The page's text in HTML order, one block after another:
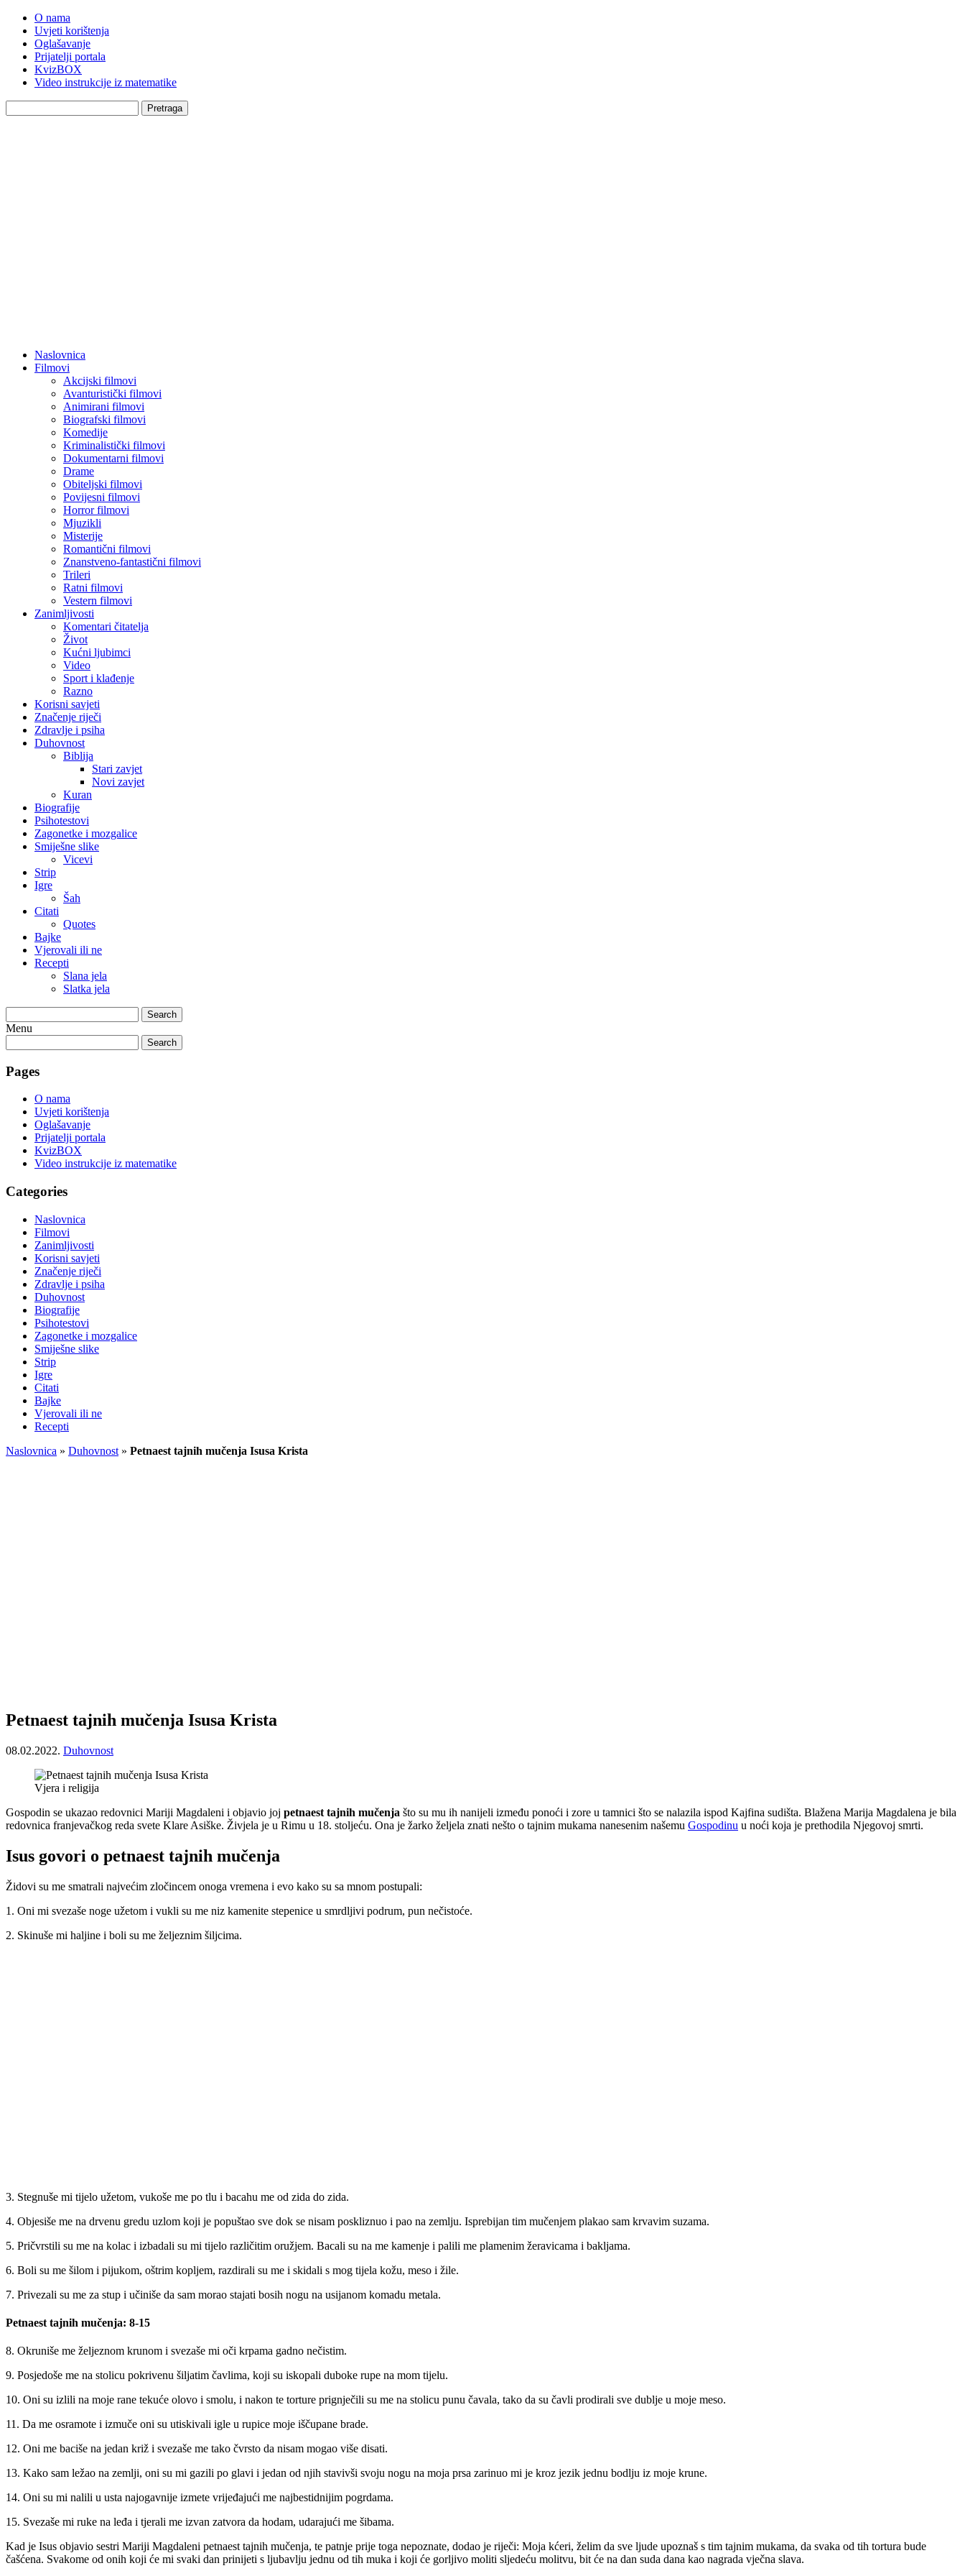
O nama
Uvjeti korištenja
Oglašavanje
Prijatelji portala
KvizBOX
Video instrukcije iz matematike
Pretraga
Naslovnica
Filmovi
Akcijski filmovi
Avanturistički filmovi
Animirani filmovi
Biografski filmovi
Komedije
Kriminalistički filmovi
Dokumentarni filmovi
Drame
Obiteljski filmovi
Povijesni filmovi
Horror filmovi
Mjuzikli
Misterije
Romantični filmovi
Znanstveno-fantastični filmovi
Trileri
Ratni filmovi
Vestern filmovi
Zanimljivosti
Komentari čitatelja
Život
Kućni ljubimci
Video
Sport i klađenje
Razno
Korisni savjeti
Značenje riječi
Zdravlje i psiha
Duhovnost
Biblija
Stari zavjet
Novi zavjet
Kuran
Biografije
Psihotestovi
Zagonetke i mozgalice
Smiješne slike
Vicevi
Strip
Igre
Šah
Citati
Quotes
Bajke
Vjerovali ili ne
Recepti
Slana jela
Slatka jela
Search
Menu
Search
Pages
O nama
Uvjeti korištenja
Oglašavanje
Prijatelji portala
KvizBOX
Video instrukcije iz matematike
Categories
Naslovnica
Filmovi
Zanimljivosti
Korisni savjeti
Značenje riječi
Zdravlje i psiha
Duhovnost
Biografije
Psihotestovi
Zagonetke i mozgalice
Smiješne slike
Strip
Igre
Citati
Bajke
Vjerovali ili ne
Recepti
Naslovnica » Duhovnost » Petnaest tajnih mučenja Isusa Krista
Petnaest tajnih mučenja Isusa Krista
08.02.2022. Duhovnost
Vjera i religija
Gospodin se ukazao redovnici Mariji Magdaleni i objavio joj petnaest tajnih mučenja što su mu ih nanijeli između ponoći i zore u tamnici što se nalazila ispod Kajfina sudišta. Blažena Marija Magdalena je bila
redovnica franjevačkog reda svete Klare Asiške. Živjela je u Rimu u 18. stoljeću. Ona je žarko željela znati nešto o tajnim mukama nanesenim našemu Gospodinu u noći koja je prethodila Njegovoj smrti.
Isus govori o petnaest tajnih mučenja
Židovi su me smatrali najvećim zločincem onoga vremena i evo kako su sa mnom postupali:
1. Oni mi svezaše noge užetom i vukli su me niz kamenite stepenice u smrdljivi podrum, pun nečistoće.
2. Skinuše mi haljine i boli su me željeznim šiljcima.
3. Stegnuše mi tijelo užetom, vukoše me po tlu i bacahu me od zida do zida.
4. Objesiše me na drvenu gredu uzlom koji je popuštao sve dok se nisam poskliznuo i pao na zemlju. Isprebijan tim mučenjem plakao sam krvavim suzama.
5. Pričvrstili su me na kolac i izbadali su mi tijelo različitim oružjem. Bacali su na me kamenje i palili me plamenim žeravicama i bakljama.
6. Boli su me šilom i pijukom, oštrim kopljem, razdirali su me i skidali s mog tijela kožu, meso i žile.
7. Privezali su me za stup i učiniše da sam morao stajati bosih nogu na usijanom komadu metala.
Petnaest tajnih mučenja: 8-15
8. Okruniše me željeznom krunom i svezaše mi oči krpama gadno nečistim.
9. Posjedoše me na stolicu pokrivenu šiljatim čavlima, koji su iskopali duboke rupe na mom tijelu.
10. Oni su izlili na moje rane tekuće olovo i smolu, i nakon te torture prignječili su me na stolicu punu čavala, tako da su čavli prodirali sve dublje u moje meso.
11. Da me osramote i izmuče oni su utiskivali igle u rupice moje iščupane brade.
12. Oni me baciše na jedan križ i svezaše me tako čvrsto da nisam mogao više disati.
13. Kako sam ležao na zemlji, oni su mi gazili po glavi i jedan od njih stavivši svoju nogu na moja prsa zarinuo mi je kroz jezik jednu bodlju iz moje krune.
14. Oni su mi nalili u usta najogavnije izmete vrijeđajući me najbestidnijim pogrdama.
15. Svezaše mi ruke na leđa i tjerali me izvan zatvora da hodam, udarajući me šibama.
Kad je Isus objavio sestri Mariji Magdaleni petnaest tajnih mučenja, te patnje prije toga nepoznate, dodao je riječi: Moja kćeri, želim da sve ljude upoznaš s tim tajnim mukama, da svaka od tih tortura bude
čašćena. Svakome od onih koji će mi svaki dan prinijeti s ljubavlju jednu od tih muka i koji će gorljivo moliti sljedeću molitvu, bit će na dan suda dana kao nagrada vječna slava.